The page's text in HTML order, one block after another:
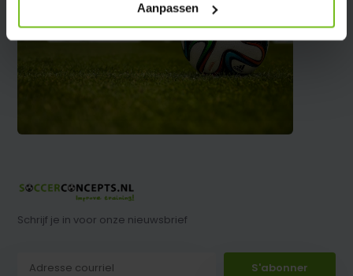
Aanpassen
Schrijf je in voor onze nieuwsbrief
S'abonner